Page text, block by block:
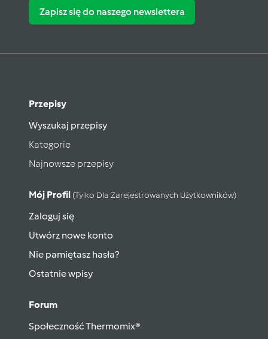
Zapisz się do naszego newslettera
Przepisy
Wyszukaj przepisy
Kategorie
Najnowsze przepisy
Mój Profil (tylko Dla Zarejestrowanych Użytkowników)
Zaloguj się
Utwórz nowe konto
Nie pamiętasz hasła?
Ostatnie wpisy
Forum
Społeczność Thermomix®